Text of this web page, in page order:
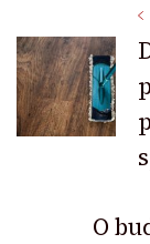
wpisu
O